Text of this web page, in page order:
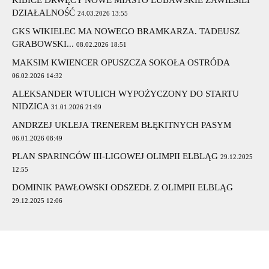
DZIAŁALNOŚĆ 24.03.2026 13:55
GKS WIKIELEC MA NOWEGO BRAMKARZA. TADEUSZ
GRABOWSKI... 08.02.2026 18:51
MAKSIM KWIENCER OPUSZCZA SOKOŁA OSTRÓDA
06.02.2026 14:32
ALEKSANDER WTULICH WYPOŻYCZONY DO STARTU
NIDZICA 31.01.2026 21:09
ANDRZEJ UKLEJA TRENEREM BŁĘKITNYCH PASYM
06.01.2026 08:49
PLAN SPARINGÓW III-LIGOWEJ OLIMPII ELBLĄG 29.12.2025
12:55
DOMINIK PAWŁOWSKI ODSZEDŁ Z OLIMPII ELBLĄG
29.12.2025 12:06